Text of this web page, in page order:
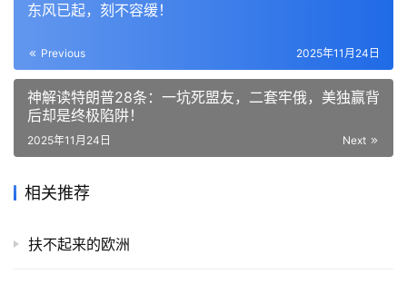
东风已起，刻不容缓！
Previous 2025年11月24日
神解读特朗普28条：一坑死盟友，二套牢俄，美独赢背
后却是终极陷阱！
Next
2025年11月24日
相关推荐
扶不起来的欧洲